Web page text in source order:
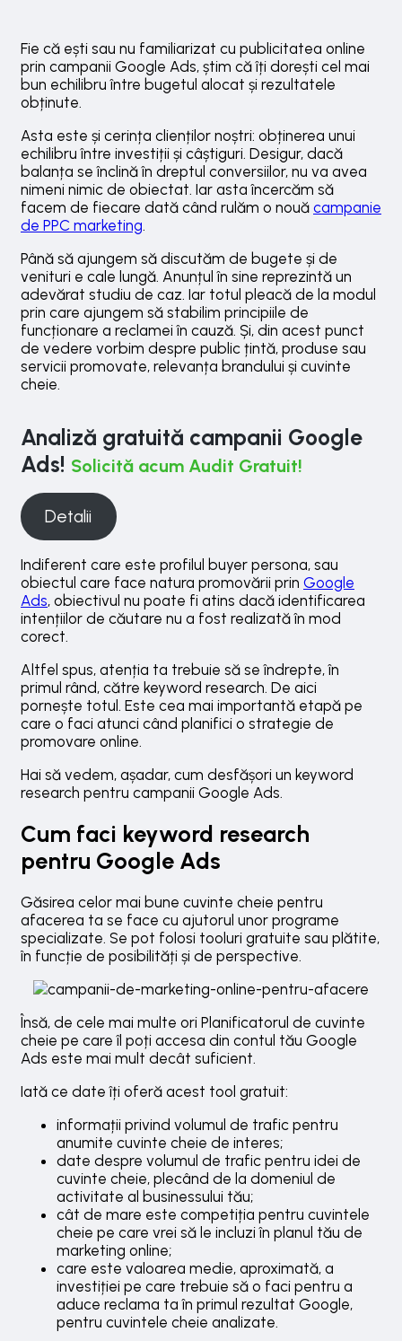
Fie că ești sau nu familiarizat cu publicitatea online
prin campanii Google Ads, știm că îți dorești cel mai
bun echilibru între bugetul alocat și rezultatele
obținute.
Asta este și cerința clienților noștri: obținerea unui
echilibru între investiții și câștiguri. Desigur, dacă
balanța se înclină în dreptul conversiilor, nu va avea
nimeni nimic de obiectat. Iar asta încercăm să
facem de fiecare dată când rulăm o nouă campanie
de PPC marketing.
Până să ajungem să discutăm de bugete și de
venituri e cale lungă. Anunțul în sine reprezintă un
adevărat studiu de caz. Iar totul pleacă de la modul
prin care ajungem să stabilim principiile de
funcționare a reclamei în cauză. Și, din acest punct
de vedere vorbim despre public țintă, produse sau
servicii promovate, relevanța brandului și cuvinte
cheie.
Analiză gratuită campanii Google
Ads! Solicită acum Audit Gratuit!
Detalii
Indiferent care este profilul buyer persona, sau
obiectul care face natura promovării prin Google
Ads, obiectivul nu poate fi atins dacă identificarea
intențiilor de căutare nu a fost realizată în mod
corect.
Altfel spus, atenția ta trebuie să se îndrepte, în
primul rând, către keyword research. De aici
pornește totul. Este cea mai importantă etapă pe
care o faci atunci când planifici o strategie de
promovare online.
Hai să vedem, așadar, cum desfășori un keyword
research pentru campanii Google Ads.
Cum faci keyword research
pentru Google Ads
Găsirea celor mai bune cuvinte cheie pentru
afacerea ta se face cu ajutorul unor programe
specializate. Se pot folosi tooluri gratuite sau plătite,
în funcție de posibilități și de perspective.
Însă, de cele mai multe ori Planificatorul de cuvinte
cheie pe care îl poți accesa din contul tău Google
Ads este mai mult decât suficient.
Iată ce date îți oferă acest tool gratuit:
informații privind volumul de trafic pentru
anumite cuvinte cheie de interes;
date despre volumul de trafic pentru idei de
cuvinte cheie, plecând de la domeniul de
activitate al businessului tău;
cât de mare este competiția pentru cuvintele
cheie pe care vrei să le incluzi în planul tău de
marketing online;
care este valoarea medie, aproximată, a
investiției pe care trebuie să o faci pentru a
aduce reclama ta în primul rezultat Google,
pentru cuvintele cheie analizate.